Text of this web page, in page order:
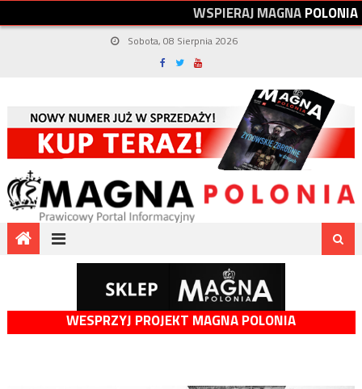
WSPIERAJMAGNAPOLONIA
Sobota, 08 Sierpnia 2026
WESPRZYJ PROJEKT MAGNA POLONIA